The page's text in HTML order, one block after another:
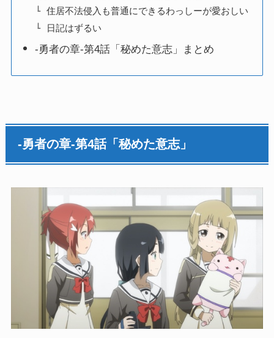
住居不法侵入も普通にできるわっしーが愛おしい
日記はずるい
-勇者の章-第4話「秘めた意志」まとめ
-勇者の章-第4話「秘めた意志」